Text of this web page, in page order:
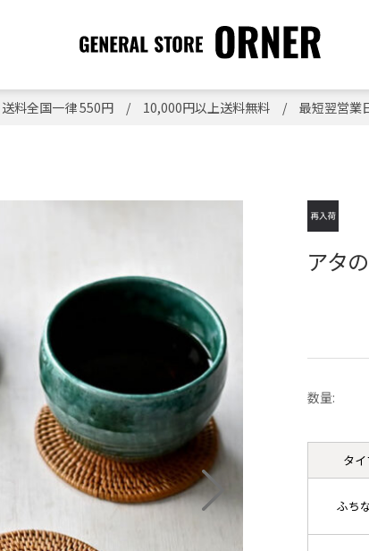
送料全国一律 550円 / 10,000円以上送料無料 / 最短翌営業
アタ
数量:
タ
ふち